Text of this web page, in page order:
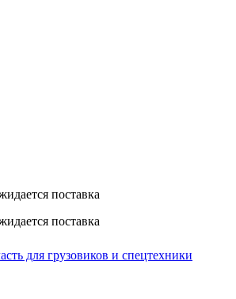
поставка
поставка
для грузовиков и спецтехники